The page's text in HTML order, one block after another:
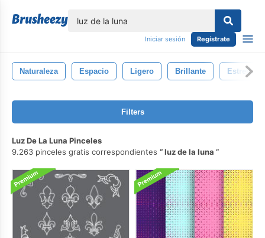
Iniciar sesión Regístrate
Naturaleza Espacio Ligero Brillante Estrella
Filters
Luz De La Luna Pinceles
9.263 pinceles gratis correspondientes
luz de la luna